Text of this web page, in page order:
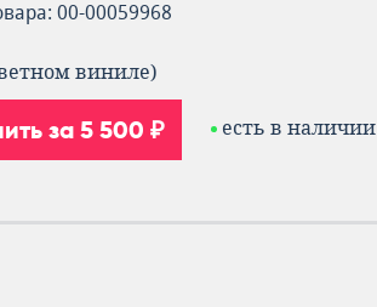
00-00059968
виниле)
за 5 500 ₽ есть в наличии